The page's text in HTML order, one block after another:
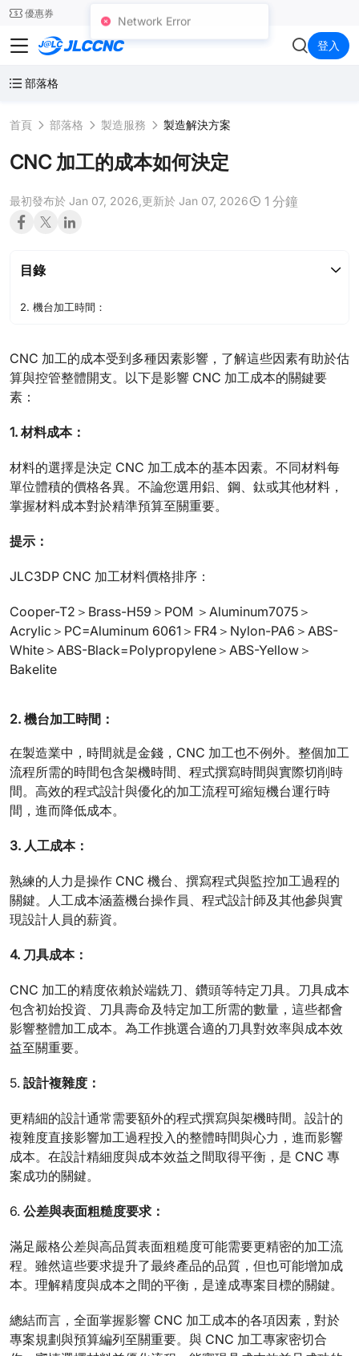
24SMT 優惠券
JLCCNC 登入
部落格
首頁 部落格 製造服務 製造解決方案
CNC 加工的成本如何決定
最初發布於 Jan 07, 2026, 更新於 Jan 07, 2026 1 分鐘
目錄
2. 機台加工時間：
CNC 加工的成本受到多種因素影響，了解這些因素有助於估
算與控管整體開支。以下是影響 CNC 加工成本的關鍵要
素：
1. 材料成本：
材料的選擇是決定 CNC 加工成本的基本因素。不同材料每
單位體積的價格各異。不論您選用鋁、鋼、鈦或其他材料，
掌握材料成本對於精準預算至關重要。
提示：
JLC3DP CNC 加工材料價格排序：
Cooper-T2＞Brass-H59＞POM ＞Aluminum7075＞
Acrylic＞PC=Aluminum 6061＞FR4＞Nylon-PA6＞ABS-
White＞ABS-Black=Polypropylene＞ABS-Yellow＞
Bakelite
2. 機台加工時間：
在製造業中，時間就是金錢，CNC 加工也不例外。整個加工
流程所需的時間包含架機時間、程式撰寫時間與實際切削時
間。高效的程式設計與優化的加工流程可縮短機台運行時
間，進而降低成本。
3. 人工成本：
熟練的人力是操作 CNC 機台、撰寫程式與監控加工過程的
關鍵。人工成本涵蓋機台操作員、程式設計師及其他參與實
現設計人員的薪資。
4. 刀具成本：
CNC 加工的精度依賴於端銑刀、鑽頭等特定刀具。刀具成本
包含初始投資、刀具壽命及特定加工所需的數量，這些都會
影響整體加工成本。為工作挑選合適的刀具對效率與成本效
益至關重要。
5. 設計複雜度：
更精細的設計通常需要額外的程式撰寫與架機時間。設計的
複雜度直接影響加工過程投入的整體時間與心力，進而影響
成本。在設計精細度與成本效益之間取得平衡，是 CNC 專
案成功的關鍵。
6. 公差與表面粗糙度要求：
滿足嚴格公差與高品質表面粗糙度可能需要更精密的加工流
程。雖然這些要求提升了最終產品的品質，但也可能增加成
本。理解精度與成本之間的平衡，是達成專案目標的關鍵。
總結而言，全面掌握影響 CNC 加工成本的各項因素，對於
專案規劃與預算編列至關重要。與 CNC 加工專家密切合